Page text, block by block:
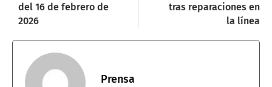
del 16 de febrero de
2026
tras reparaciones en
la línea
Prensa